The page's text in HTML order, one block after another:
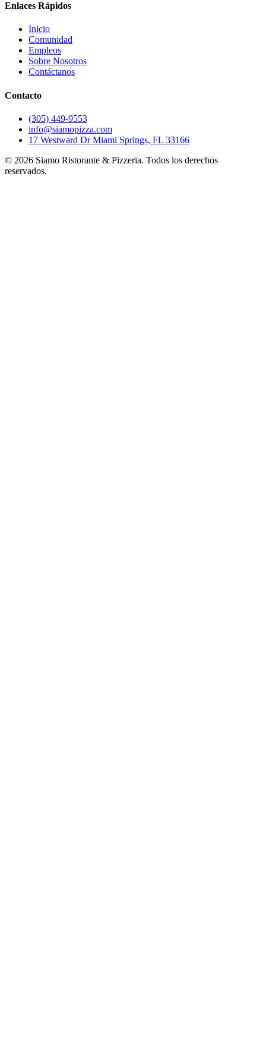
Enlaces Rápidos
Inicio
Comunidad
Empleos
Sobre Nosotros
Contáctanos
Contacto
(305) 449-9553
info@siamopizza.com
17 Westward Dr Miami Springs, FL 33166
© 2026 Siamo Ristorante & Pizzeria. Todos los derechos
reservados.